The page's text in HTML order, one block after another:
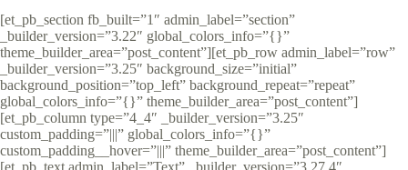
[et_pb_section fb_built=”1″ admin_label=”section”
_builder_version=”3.22″ global_colors_info=”{}”
theme_builder_area=”post_content”][et_pb_row admin_label=”row”
_builder_version=”3.25″ background_size=”initial”
background_position=”top_left” background_repeat=”repeat”
global_colors_info=”{}” theme_builder_area=”post_content”]
[et_pb_column type=”4_4″ _builder_version=”3.25″
custom_padding=”|||” global_colors_info=”{}”
custom_padding__hover=”|||” theme_builder_area=”post_content”]
[et_pb_text admin_label=”Text” _builder_version=”3.27.4″